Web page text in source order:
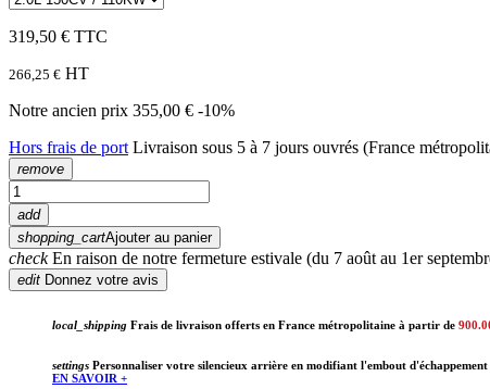
319,50 € TTC
266,25 € HT
Notre ancien prix 355,00 € -10%
Hors frais de port Livraison sous 5 à 7 jours ouvrés (France
remove
add
shopping_cartAjouter au panier
checkEn raison de notre fermeture estivale (du 7 août au 1er
edit Donnez votre avis
local_shipping Frais de livraison offerts en France métropolitaine à partir de
settings Personnaliser votre silencieux arrière en modifiant l'embout d'échappement
EN SAVOIR +